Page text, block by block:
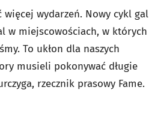
więcej wydarzeń. Nowy cykl gal
w miejscowościach, w których
To ukłon dla naszych
musieli pokonywać długie
rzecznik prasowy Fame.